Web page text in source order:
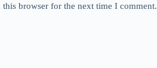
browser for the next time I comment.